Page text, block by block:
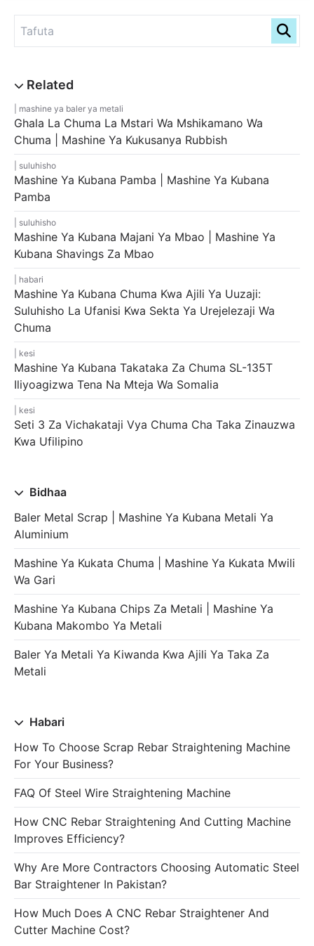
mashine ya baler ya metali
Ghala La Chuma La Mstari Wa Mshikamano Wa
Chuma | Mashine Ya Kukusanya Rubbish
suluhisho
Mashine Ya Kubana Pamba | Mashine Ya Kubana
Pamba
suluhisho
Mashine Ya Kubana Majani Ya Mbao | Mashine Ya
Kubana Shavings Za Mbao
habari
Mashine Ya Kubana Chuma Kwa Ajili Ya Uuzaji:
Suluhisho La Ufanisi Kwa Sekta Ya Urejelezaji Wa
Chuma
kesi
Mashine Ya Kubana Takataka Za Chuma SL-135T
Iliyoagizwa Tena Na Mteja Wa Somalia
kesi
Seti 3 Za Vichakataji Vya Chuma Cha Taka Zinauzwa
Kwa Ufilipino
Bidhaa
Baler Metal Scrap | Mashine Ya Kubana Metali Ya
Aluminium
Mashine Ya Kukata Chuma | Mashine Ya Kukata Mwili
Wa Gari
Mashine Ya Kubana Chips Za Metali | Mashine Ya
Kubana Makombo Ya Metali
Baler Ya Metali Ya Kiwanda Kwa Ajili Ya Taka Za
Metali
Habari
How To Choose Scrap Rebar Straightening Machine
For Your Business?
FAQ Of Steel Wire Straightening Machine
How CNC Rebar Straightening And Cutting Machine
Improves Efficiency?
Why Are More Contractors Choosing Automatic Steel
Bar Straightener In Pakistan?
How Much Does A CNC Rebar Straightener And
Cutter Machine Cost?